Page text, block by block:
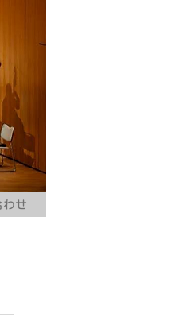
わせ